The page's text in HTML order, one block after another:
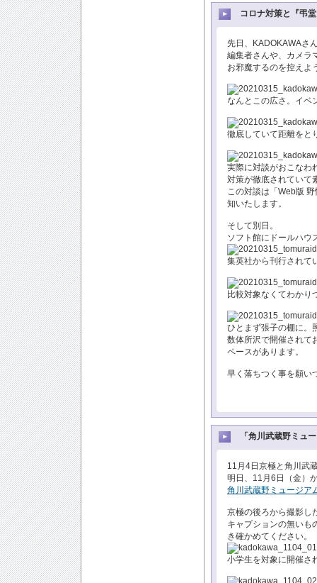
コロナ対策と『弔
先日、KADOKAWAさ
編集者さんや、カメラ
お邪魔するのを控えよ
なんとこの広さ。イベ
徹底していて距離をと
実際に対談がおこなわ
対策が徹底されていて
この対談は「Web版
知いたします。
そして別日。
ソフト館にドールハウ
集英社から刊行されて
比較対象なくてわかり
ひとまず張子の棚に。
数体所沢で開催されて
ペースがあります。
早く落ちつく事を願い
「角川武蔵野ミュ
11月4日京極と角川武
明日、11月6日（金）
角川武蔵野ミュージア
京極の後ろから撮影し
キャプションの無いも
き確かめてください。
小学生を対象に開催さ